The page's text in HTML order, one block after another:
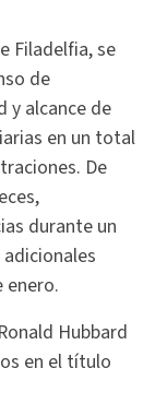
Filadelfia, se
de
y alcance de
en un total
De
durante un
enero.
Hubbard
en el título